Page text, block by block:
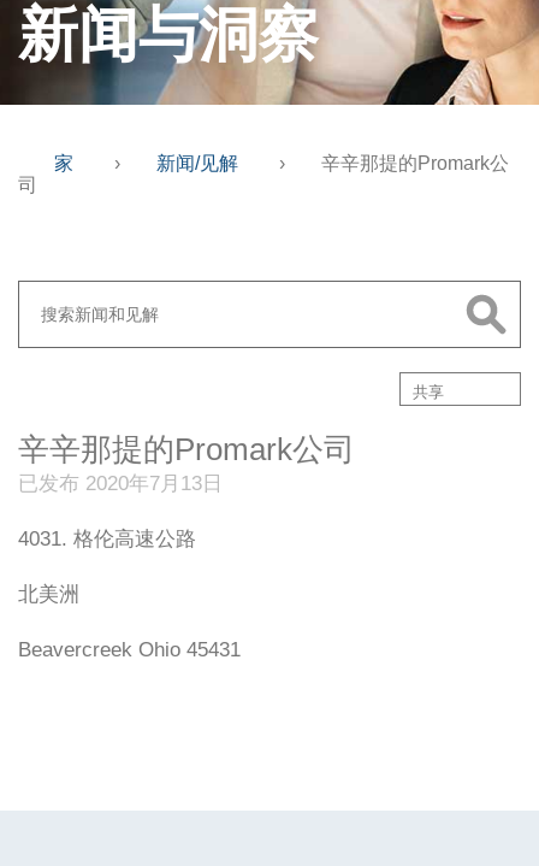
新闻与洞察
家 › 新闻/见解 ›
辛辛那提的Promark公
司
共享
辛辛那提的Promark公司
已发布 2020年7月13日
4031. 格伦高速公路
北美洲
Beavercreek Ohio 45431